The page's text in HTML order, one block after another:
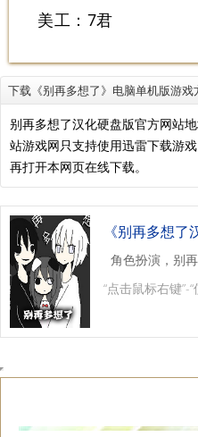
美工：7君
下载《别再多想了》电脑单机版游戏
别再多想了汉化硬盘版官方网站
站游戏网只支持使用迅雷下载游
再打开本网页在线下载。
《别再多想了
角色扮演，别
“点击鼠标右键”-